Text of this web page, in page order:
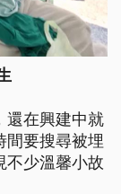
還在興建中就
間要搜尋被埋
不少溫馨小故